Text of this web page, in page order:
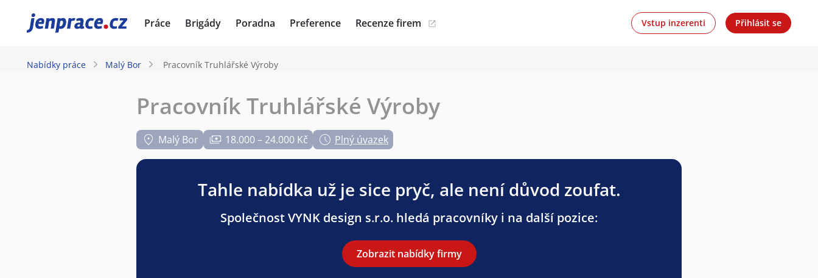
JenPráce.cz Práce Brigády Poradna Preference Recenze firem Vstup inzerenti Přihlásit se
Nabídky práce Malý Bor Pracovník Truhlářské Výroby
Pracovník Truhlářské Výroby
Malý Bor 18.000 – 24.000 Kč Plný úvazek
Tahle nabídka už je sice pryč, ale není důvod zoufat.
Společnost VYNK design s.r.o. hledá pracovníky i na další pozice:
Zobrazit nabídky firmy